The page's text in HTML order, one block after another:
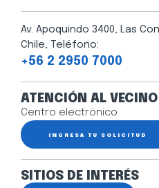
Av. Apoquindo 3400, Las
Chile, Teléfono:
+56 2 2950 7000
ATENCIÓN AL VECINO
Centro electrónico
INGRESA TU SOLICITUD
SITIOS DE INTERÉS